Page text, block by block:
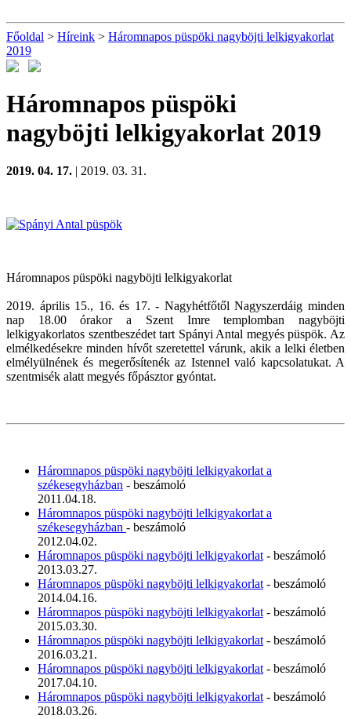
Főoldal > Híreink > Háromnapos püspöki nagyböjti lelkigyakorlat
2019
Háromnapos püspöki
nagyböjti lelkigyakorlat 2019
2019. 04. 17. | 2019. 03. 31.
Háromnapos püspöki nagyböjti lelkigyakorlat
2019. április 15., 16. és 17. - Nagyhétfőtől Nagyszerdáig minden
nap 18.00 órakor a Szent Imre templomban nagyböjti
lelkigyakorlatos szentbeszédet tart Spányi Antal megyés püspök. Az
elmélkedésekre minden hívőt szeretettel várunk, akik a lelki életben
elmélyülnének és megerősítenék az Istennel való kapcsolatukat. A
szentmisék alatt megyés főpásztor gyóntat.
Háromnapos püspöki nagyböjti lelkigyakorlat a
székesegyházban - beszámoló
2011.04.18.
Háromnapos püspöki nagyböjti lelkigyakorlat a
székesegyházban - beszámoló
2012.04.02.
Háromnapos püspöki nagyböjti lelkigyakorlat - beszámoló
2013.03.27.
Háromnapos püspöki nagyböjti lelkigyakorlat - beszámoló
2014.04.16.
Háromnapos püspöki nagyböjti lelkigyakorlat - beszámoló
2015.03.30.
Háromnapos püspöki nagyböjti lelkigyakorlat - beszámoló
2016.03.21.
Háromnapos püspöki nagyböjti lelkigyakorlat - beszámoló
2017.04.10.
Háromnapos püspöki nagyböjti lelkigyakorlat - beszámoló
2018.03.26.